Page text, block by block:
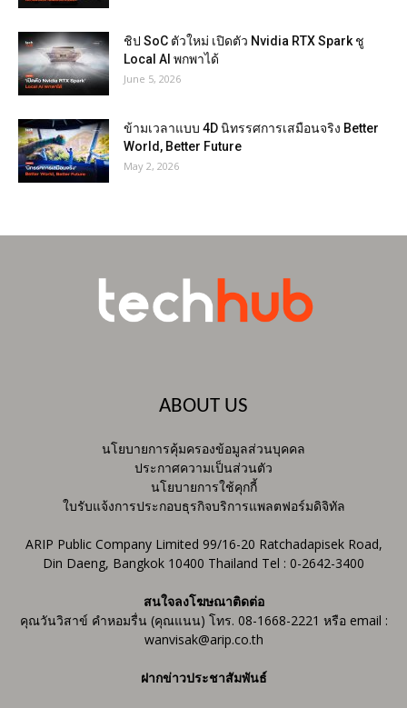
ชิป SoC ตัวใหม่ เปิดตัว Nvidia RTX Spark ชู
Local AI พกพาได้
June 5, 2026
ข้ามเวลาแบบ 4D นิทรรศการเสมือนจริง Better
World, Better Future
May 2, 2026
ABOUT US
นโยบายการคุ้มครองข้อมูลส่วนบุคคล
ประกาศความเป็นส่วนตัว
นโยบายการใช้คุกกี้
ใบรับแจ้งการประกอบธุรกิจบริการแพลตฟอร์มดิจิทัล
ARIP Public Company Limited 99/16-20 Ratchadapisek Road,
Din Daeng, Bangkok 10400 Thailand Tel : 0-2642-3400
สนใจลงโฆษณาติดต่อ
คุณวันวิสาข์ คำหอมรื่น (คุณแนน) โทร. 08-1668-2221 หรือ email :
wanvisak@arip.co.th
ฝากข่าวประชาสัมพันธ์